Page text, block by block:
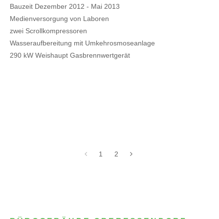
Bauzeit Dezember 2012 - Mai 2013
Medienversorgung von Laboren
zwei Scrollkompressoren
Wasseraufbereitung mit Umkehrosmoseanlage
290 kW Weishaupt Gasbrennwertgerät
1 2